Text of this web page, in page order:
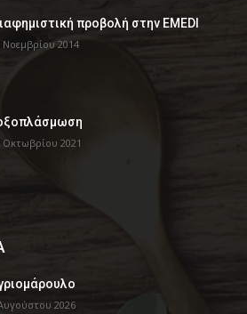
προβολή στην EMEDI
Νοεμβρίου 2014
Οκτωβρίου 2021
2026